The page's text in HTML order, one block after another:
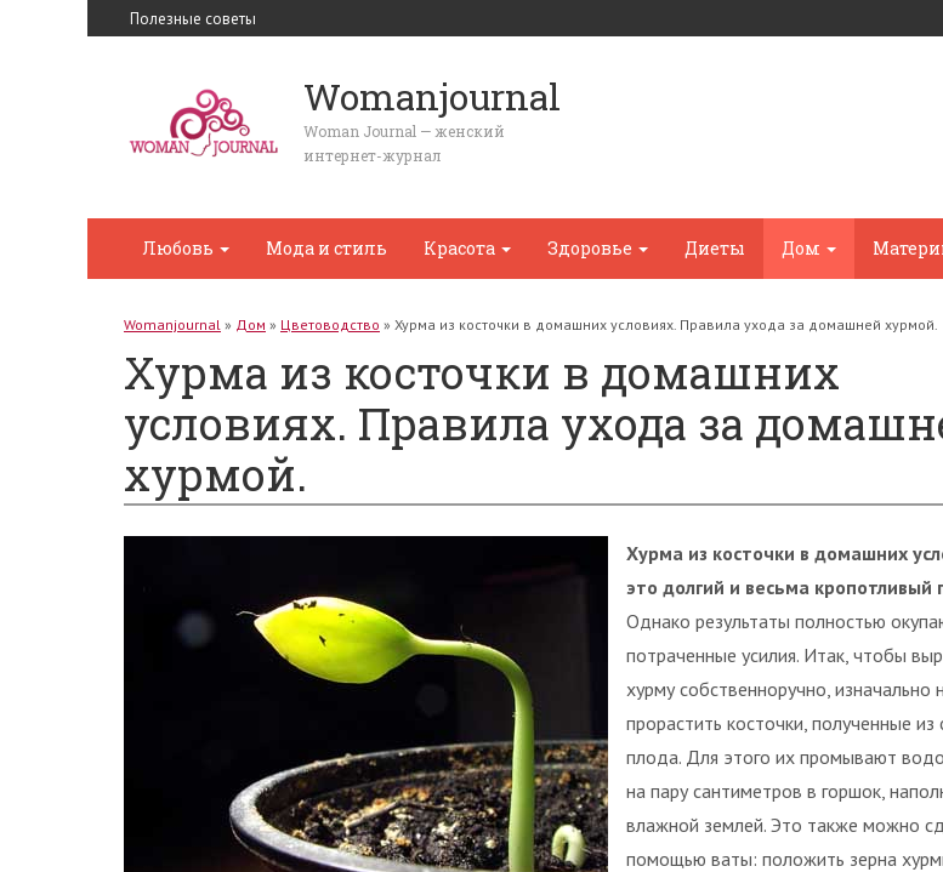
Полезные советы
Womanjournal
Woman Journal — женский
интернет-журнал
Любовь Мода и стиль Красота Здоровье Диеты Дом
Womanjournal » Дом » Цветоводство » Хурма из косточки в домашних условиях. Правила ухода за домашней хурмой.
Хурма из косточки в домашних
условиях. Правила ухода за
хурмой.
Хурма из косточки в домашних
это долгий и весьма кропотливый
Однако результаты полностью
потраченные усилия. Итак, чтобы
хурму собственноручно, изначально
прорастить косточки, полученные из
плода. Для этого их промывают
на пару сантиметров в горшок,
влажной землей. Это также можно
помощью ваты: положить зерна